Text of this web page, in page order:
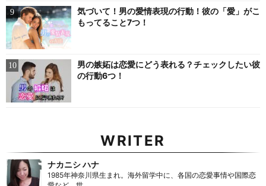
気づいて！男の愛情表現の行動！彼の「愛」がこ
もってること7つ！
男の嫉妬は恋愛にどう表れる？チェックしたい彼
の行動6つ！
WRITER
ナカニシ ハナ
1985年神奈川県生まれ。海外留学中に、各国の恋愛事情や国際恋